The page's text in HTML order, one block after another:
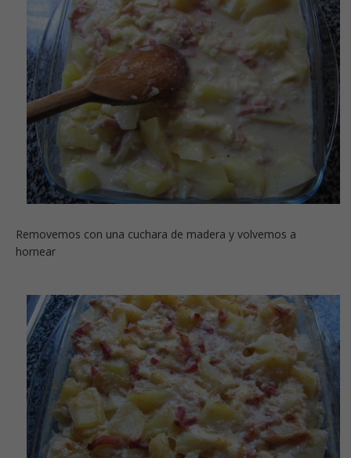
Removemos con una cuchara de madera y volvemos a
hornear